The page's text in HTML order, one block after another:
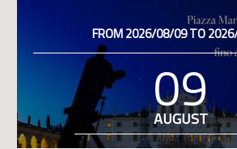
FROM 2026/08/09 TO
09
AUGUST